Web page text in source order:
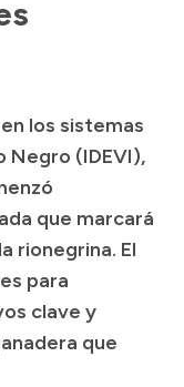
los sistemas
Negro (IDEVI),
que marcará
rionegrina. El
para
clave y
que